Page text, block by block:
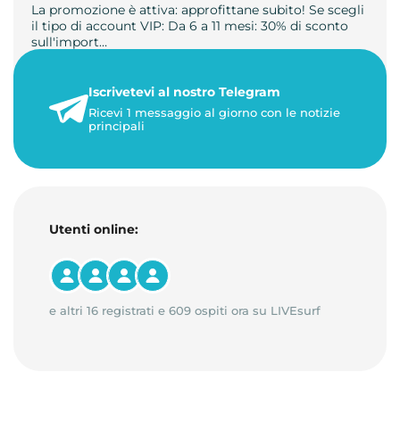
La promozione è attiva: approfittane subito! Se scegli
il tipo di account VIP: Da 6 a 11 mesi: 30% di sconto
sull'import…
1 minuto di letturaIscrivetevi al nostro Telegram
Ricevi 1 messaggio al giorno con le notizie
principali
Utenti online:
e altri 16 registrati e 609 ospiti ora su LIVEsurf